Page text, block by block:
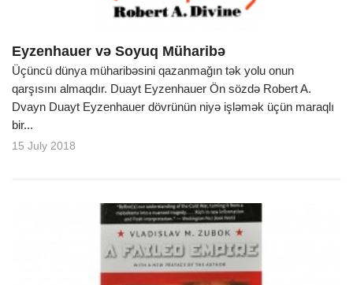
Eyzenhauer və Soyuq Müharibə
Üçüncü dünya müharibəsini qazanmağın tək yolu onun
qarşısını almaqdır. Duayt Eyzenhauer Ön sözdə Robert A.
Dvayn Duayt Eyzenhauer dövrünün niyə işləmək üçün maraqlı
bir...
15 July 2018